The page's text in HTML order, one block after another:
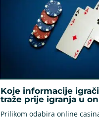
Koje informacije
traže prije igranja u
Prilikom odabira online